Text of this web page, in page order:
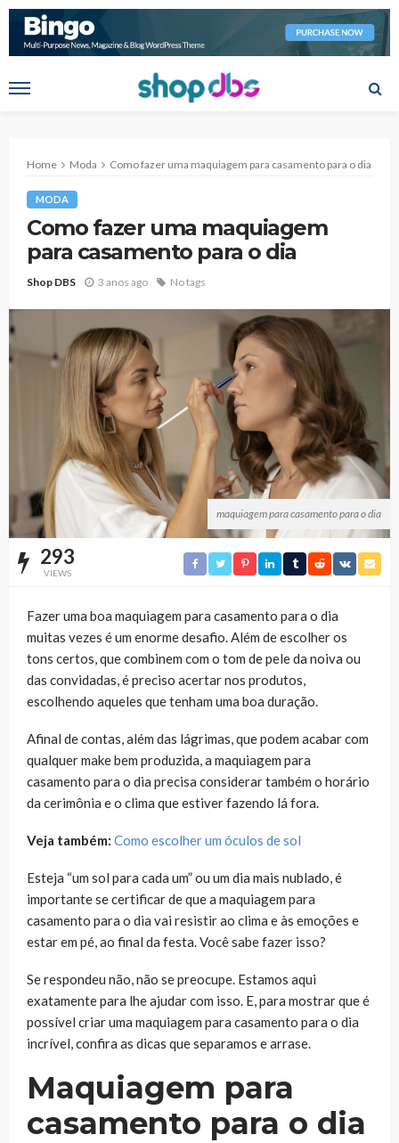
Home Moda Como fazer uma maquiagem para casamento para o dia
MODA
Como fazer uma maquiagem
para casamento para o dia
Shop DBS 3 anos ago No tags
maquiagem para casamento para o dia
293
VIEWS
Fazer uma boa maquiagem para casamento para o dia
muitas vezes é um enorme desafio. Além de escolher os
tons certos, que combinem com o tom de pele da noiva ou
das convidadas, é preciso acertar nos produtos,
escolhendo aqueles que tenham uma boa duração.
Afinal de contas, além das lágrimas, que podem acabar com
qualquer make bem produzida, a maquiagem para
casamento para o dia precisa considerar também o horário
da cerimônia e o clima que estiver fazendo lá fora.
Veja também: Como escolher um óculos de sol
Esteja “um sol para cada um” ou um dia mais nublado, é
importante se certificar de que a maquiagem para
casamento para o dia vai resistir ao clima e às emoções e
estar em pé, ao final da festa. Você sabe fazer isso?
Se respondeu não, não se preocupe. Estamos aqui
exatamente para lhe ajudar com isso. E, para mostrar que é
possível criar uma maquiagem para casamento para o dia
incrível, confira as dicas que separamos e arrase.
Maquiagem para
casamento para o dia